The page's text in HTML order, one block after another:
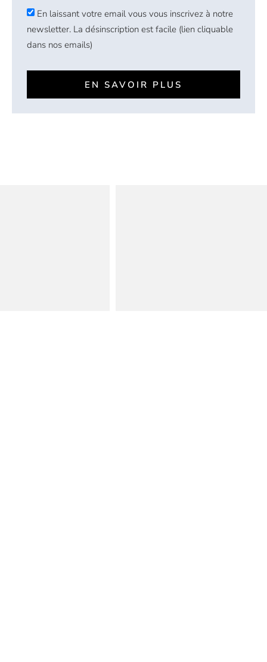
En laissant votre email vous vous inscrivez à notre
newsletter. La désinscription est facile (lien cliquable
dans nos emails)
EN SAVOIR PLUS